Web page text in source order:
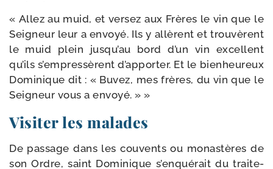
« Allez au muid, et ver­sez aux Frères le vin que le
Seigneur leur a envoyé. Ils y allèrent et trou­vèrent
le muid plein jusqu’au bord d’un vin excellent
qu’ils s’empressèrent d’apporter. Et le bien­heu­reux
Dominique dit : « Buvez, mes frères, du vin que le
Seigneur vous a envoyé. » »
Visiter les malades
De pas­sage dans les cou­vents ou monas­tères de
son Ordre, saint Dominique s’enquérait du trai­te­